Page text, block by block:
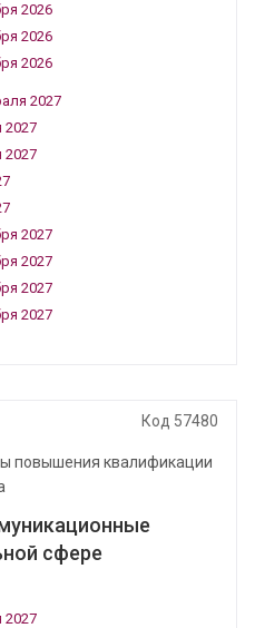
2026
2026
2026
2027
2027
2027
2027
2027
2027
2027
Код 57480
повышения квалификации
сфере
2027